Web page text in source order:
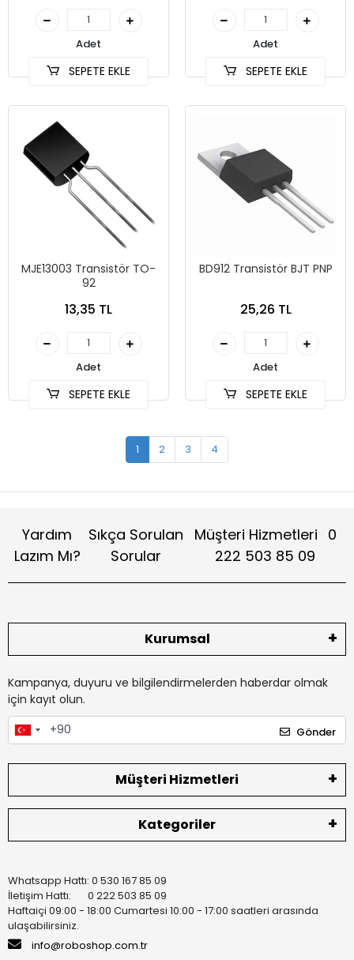
Adet
SEPETE EKLE
Adet
SEPETE EKLE
MJE13003 Transistör TO-
92
13,35 TL
Adet
SEPETE EKLE
BD912 Transistör BJT PNP
25,26 TL
Adet
SEPETE EKLE
1 2 3 4
Yardım
Lazım Mı?
Sıkça Sorulan
Sorular
Müşteri Hizmetleri 0
222 503 85 09
Kurumsal
Kampanya, duyuru ve bilgilendirmelerden haberdar olmak
için kayıt olun.
Gönder
Müşteri Hizmetleri
Kategoriler
Whatsapp Hattı: 0 530 167 85 09
İletişim Hattı: 0 222 503 85 09
Haftaiçi 09:00 - 18:00 Cumartesi 10:00 - 17:00 saatleri arasında
ulaşabilirsiniz.
info@roboshop.com.tr